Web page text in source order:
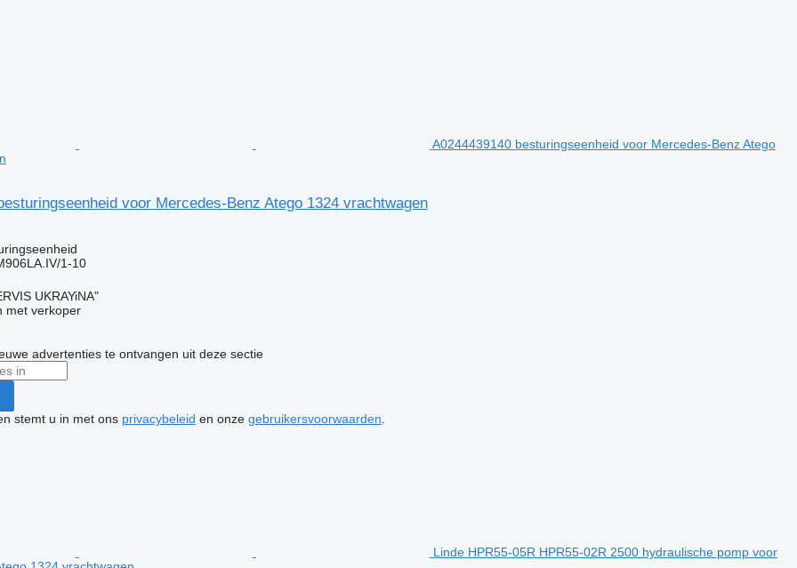
A0244439140 besturingseenheid voor Mercedes-Benz Atego
voor Mercedes-Benz Atego 1324 vrachtwagen
1-10
UKRAYiNA"
met verkoper
advertenties te ontvangen uit deze sectie
stemt u in met ons privacybeleid en onze gebruikersvoorwaarden
Linde HPR55-05R HPR55-02R 2500 hydraulische pomp voor